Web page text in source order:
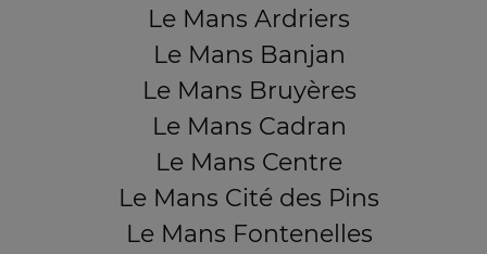
Le Mans Ardriers
Le Mans Banjan
Le Mans Bruyères
Le Mans Cadran
Le Mans Centre
Le Mans Cité des Pins
Le Mans Fontenelles